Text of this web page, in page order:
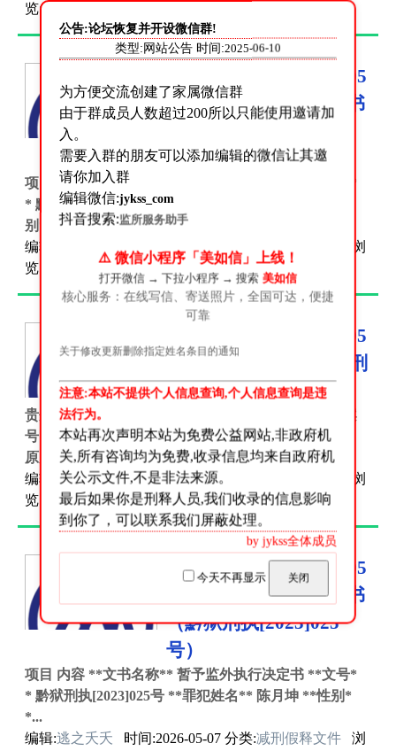
览:1092 评论:0
贵州省普定监狱-2026-05
-07-暂予监外执行决定书
号）
项目 内容 **文书名称** 暂予监外执行决定书 **文号*
* 黔狱刑执〔2023〕006号 **罪犯姓名** 鄢畅品 **性
别**...
编辑:
时间:2026-05-07 分类: 减刑假释文件
浏
览:667 评论:0
贵州省普定监狱-2026-05
-07-2022年第2、3批减刑
假释裁定书
贵州省安顺市中级人民法院刑事裁定书汇总表 序号 案
号 罪犯姓名 性别 出生日期 民族 文化程度 籍贯 罪名
原判刑期 原判罚金/财产刑 剥夺政治权利 原判...
编辑:
逃之夭夭 时间:2026-05-07 分类:
浏
览:779 评论:0
贵州省普定监狱-2026-05
-07-暂予监外执行决定书
（黔狱刑执[2023]025
号）
项目 内容 **文书名称** 暂予监外执行决定书 **文号*
* 黔狱刑执[2023]025号 **罪犯姓名** 陈月坤 **性别*
*...
编辑:逃之夭夭 时间:2026-05-07 分类:减刑假释文件
浏
公告:论坛恢复并开设微信群!
类型:网站公告 时间:2025-06-10
为方便交流创建了家属微信群
由于群成员人数超过200所以只能使用邀请加
入。
需要入群的朋友可以添加编辑的微信让其邀
请你加入群
编辑微信:jykss_com
抖音搜索:监所服务助手
⚠️ 微信小程序「美如信」上线！
打开微信 → 下拉小程序 → 搜索 美如信
核心服务：在线写信、寄送照片，全国可达，便捷
可靠
关于修改更新删除指定姓名条目的通知
注意:本站不提供个人信息查询,个人信息查询是违
法行为。
本站再次声明本站为免费公益网站,非政府机
关,所有咨询均为免费,收录信息均来自政府机
关公示文件,不是非法来源。
最后如果你是刑释人员,我们收录的信息影响
到你了，可以联系我们屏蔽处理。
by jykss全体成员
今天不再显示 关闭